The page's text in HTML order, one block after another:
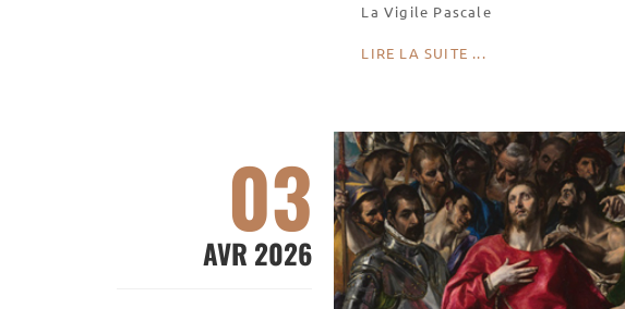
La Vigile Pascale
LIRE LA SUITE ...
03
AVR 2026